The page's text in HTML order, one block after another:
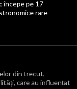
începe pe 17
rare
din trecut,
care au influențat